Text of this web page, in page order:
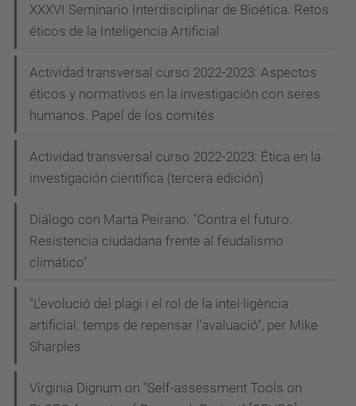
XXXVI Seminario Interdisciplinar de Bioética. Retos
éticos de la Inteligencia Artificial
Actividad transversal curso 2022-2023: Aspectos
éticos y normativos en la investigación con seres
humanos. Papel de los comités
Actividad transversal curso 2022-2023: Ética en la
investigación científica (tercera edición)
Diálogo con Marta Peirano: "Contra el futuro.
Resistencia ciudadana frente al feudalismo
climático"
"L’evolució del plagi i el rol de la intel·ligència
artificial: temps de repensar l'avaluació", per Mike
Sharples
Virginia Dignum on "Self-assessment Tools on